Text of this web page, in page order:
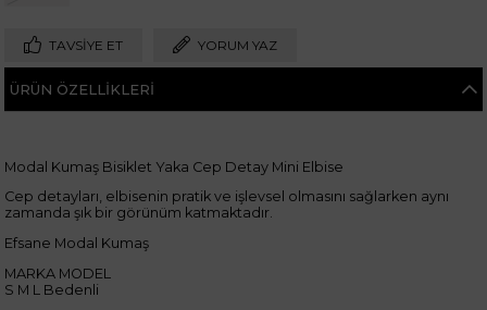
TAVSIYE ET YORUM YAZ
ÜRÜN ÖZELLIKLERI
Modal Kumaş Bisiklet Yaka Cep Detay Mini Elbise
Cep detayları, elbisenin pratik ve işlevsel olmasını sağlarken aynı
zamanda şık bir görünüm katmaktadır.
Efsane Modal Kumaş
MARKA MODEL
S M L Bedenli